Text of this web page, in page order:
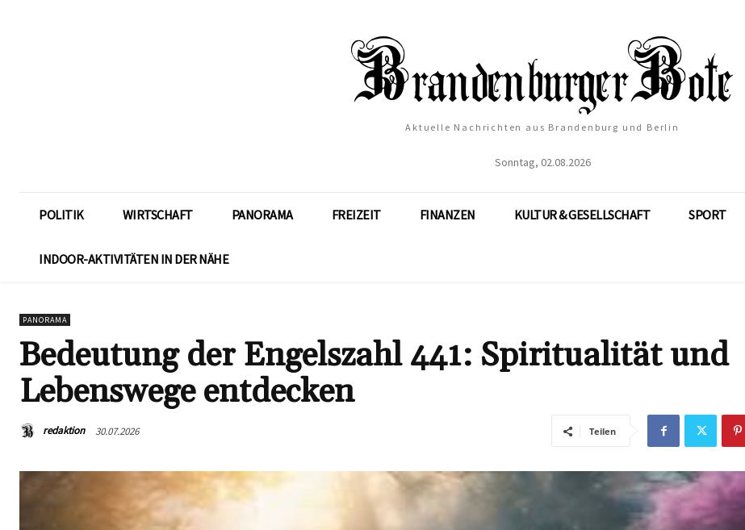
Aktuelle Nachrichten aus Brandenburg und Berlin
Sonntag, 02.08.2026
POLITIK WIRTSCHAFT PANORAMA FREIZEIT FINANZEN KULTUR & GESELLSCHAFT SPORT
INDOOR-AKTIVITÄTEN IN DER NÄHE
PANORAMA
Bedeutung der Engelszahl 441: Spiritualität und
Lebenswege entdecken
redaktion 30.07.2026 Teilen